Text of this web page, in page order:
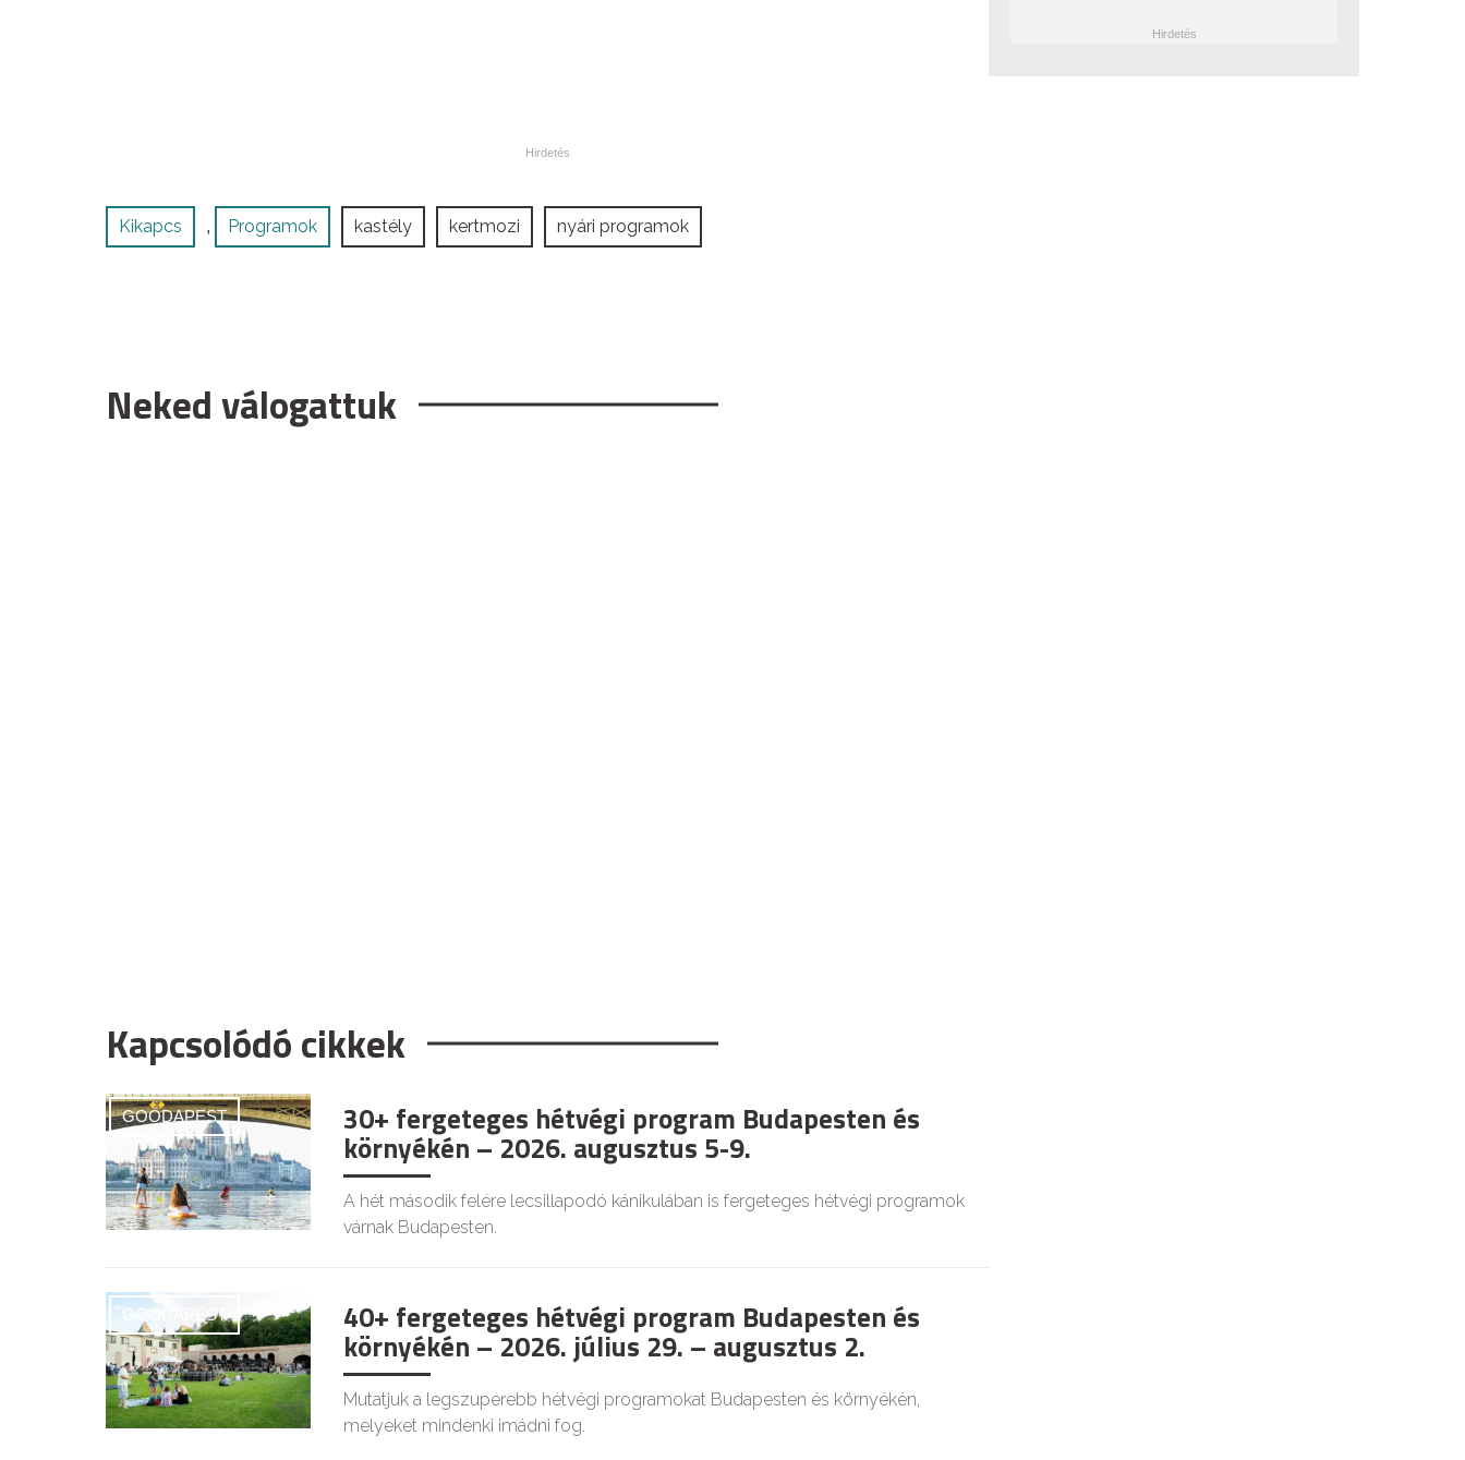
Kikapcs , Programok kastély kertmozi nyári programok
Neked válogattuk
Kapcsolódó cikkek
GOODAPEST 30+ fergeteges hétvégi program Budapesten és
környékén – 2026. augusztus 5-9.
A hét második felére lecsillapodó kánikulában is fergeteges hétvégi programok
várnak Budapesten.
GOODAPEST 40+ fergeteges hétvégi program Budapesten és
környékén – 2026. július 29. – augusztus 2.
Mutatjuk a legszuperebb hétvégi programokat Budapesten és környékén,
melyeket mindenki imádni fog.